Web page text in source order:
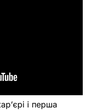
і перша